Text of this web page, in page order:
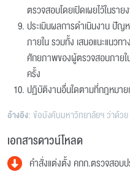
ตรวจสอบโดยเปิดเผยไว้ในรา
ประเมินผลการดำเนินงาน ปั
ภายใน รวมทั้ง เสนอแนะแนว
ศักยภาพของผู้ตรวจสอบภาย
ครั้ง
ปฏิบัติงานอื่นใดตามที่กฎหมา
อ้างอิง: ข้อบังคับมหาวิทยาลัยฯ ว่าด้ว
เอกสารดาวน์โหลด
คำสั่งแต่งตั้ง คกก.ตรวจสอบ